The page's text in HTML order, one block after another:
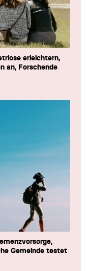
erleichtern,
an, Forschende
Gemeinde testet